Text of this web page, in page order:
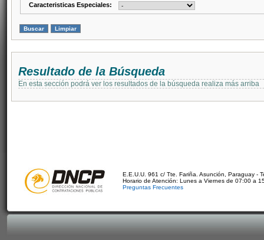
Caracteristicas Especiales:
Resultado de la Búsqueda
En esta sección podrá ver los resultados de la búsqueda realiza más arriba
E.E.U.U. 961 c/ Tte. Fariña. Asunción, Paraguay -
Horario de Atención: Lunes a Viernes de 07:00 a
Preguntas Frecuentes